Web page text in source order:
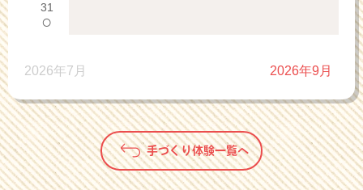
31
○
2026年7月 2026年9月
手づくり体験一覧へ